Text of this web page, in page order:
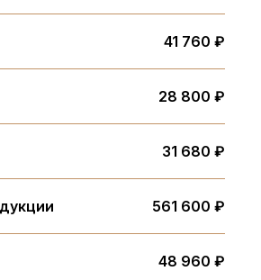
41 760 ₽
28 800 ₽
31 680 ₽
561 600 ₽
48 960 ₽